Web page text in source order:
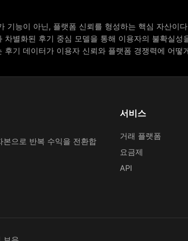
기능이 아닌, 플랫폼 신뢰를 형성하는 핵심 자산이
차별화된 후기 중심 모델을 통해 이용자의 불확실
후기 데이터가 이용자 신뢰와 플랫폼 경쟁력에 어떻
으로 반복 수익을 전환합
서비스
거래 플랫폼
요금제
API